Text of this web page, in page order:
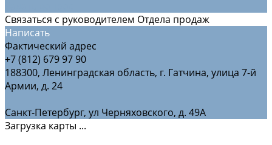
Связаться с руководителем Отдела продаж
Написать
Фактический адрес
+7 (812) 679 97 90
188300, Ленинградская область, г. Гатчина, улица 7-й
Армии, д. 24
Санкт-Петербург, ул Черняховского, д. 49А
Загрузка карты ...